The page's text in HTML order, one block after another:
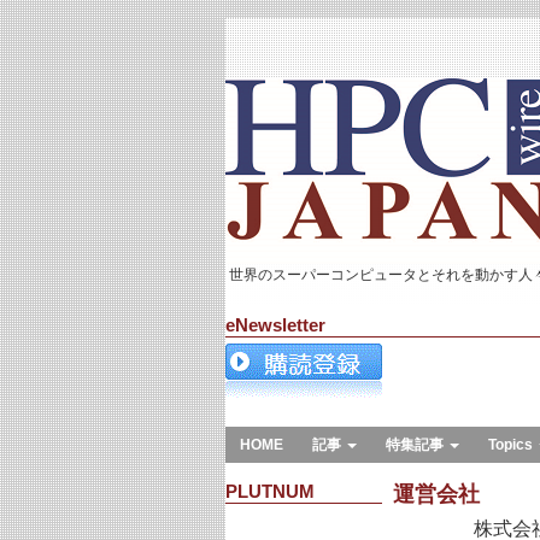
世界のスーパーコンピュータとそれを動かす人
eNewsletter
HOME 記事 特集記事 Topics
PLUTNUM 運営会社
株式会